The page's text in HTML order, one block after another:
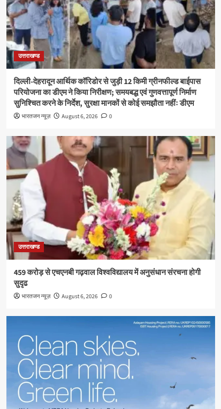
उत्तराखण्ड
दिल्ली-देहरादून आर्थिक कॉरिडोर से जुड़ी 12 किमी ग्रीनफील्ड बाईपास
परियोजना का डीएम ने किया निरीक्षण; समयबद्ध एवं गुणवत्तापूर्ण निर्माण
सुनिश्चित करने के निर्देश, सुरक्षा मानकों से कोई समझौता नहींः डीएम
भारतजन न्यूज़ August 6, 2026 0
उत्तराखण्ड
459 करोड़ से एचएनबी गढ़वाल विश्वविद्यालय में अनुसंधान संरचना होगी
सुदृढ
भारतजन न्यूज़ August 6, 2026 0